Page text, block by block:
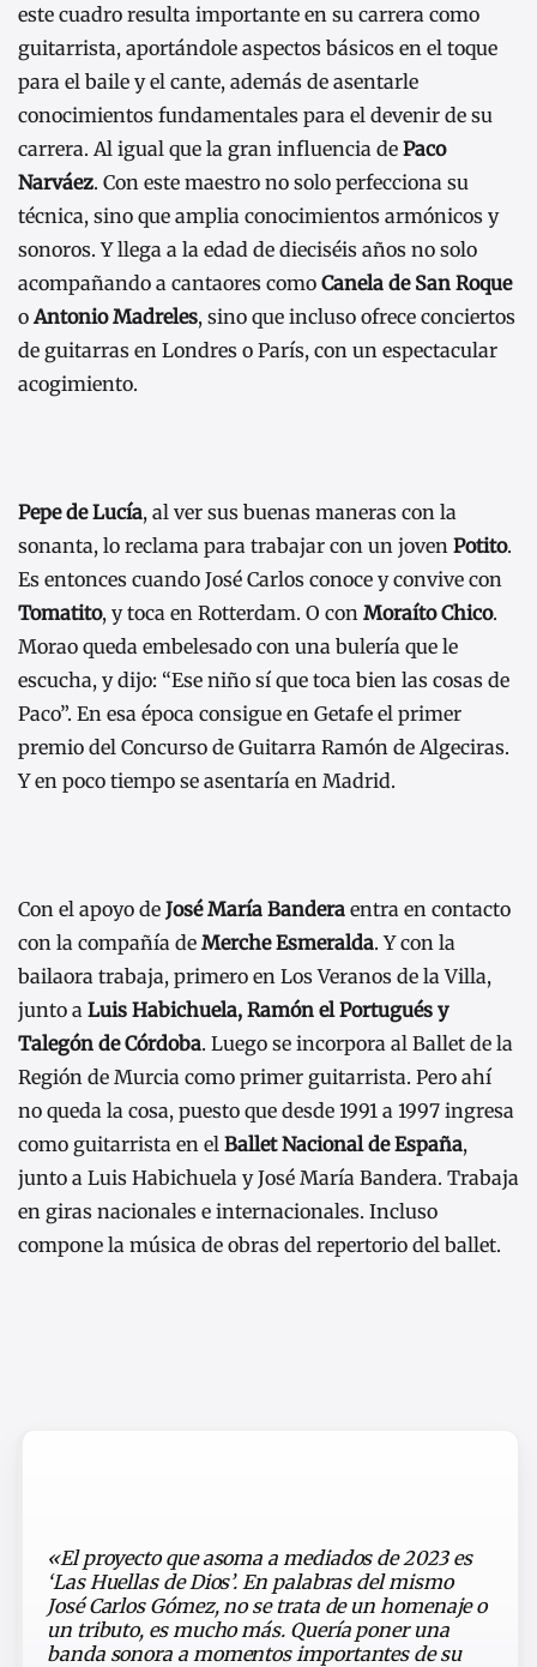
este cuadro resulta importante en su carrera como
guitarrista, aportándole aspectos básicos en el toque
para el baile y el cante, además de asentarle
conocimientos fundamentales para el devenir de su
carrera. Al igual que la gran influencia de Paco
Narváez. Con este maestro no solo perfecciona su
técnica, sino que amplia conocimientos armónicos y
sonoros. Y llega a la edad de dieciséis años no solo
acompañando a cantaores como Canela de San Roque
o Antonio Madreles, sino que incluso ofrece conciertos
de guitarras en Londres o París, con un espectacular
acogimiento.
Pepe de Lucía, al ver sus buenas maneras con la
sonanta, lo reclama para trabajar con un joven Potito.
Es entonces cuando José Carlos conoce y convive con
Tomatito, y toca en Rotterdam. O con Moraíto Chico.
Morao queda embelesado con una bulería que le
escucha, y dijo: “Ese niño sí que toca bien las cosas de
Paco”. En esa época consigue en Getafe el primer
premio del Concurso de Guitarra Ramón de Algeciras.
Y en poco tiempo se asentaría en Madrid.
Con el apoyo de José María Bandera entra en contacto
con la compañía de Merche Esmeralda. Y con la
bailaora trabaja, primero en Los Veranos de la Villa,
junto a Luis Habichuela, Ramón el Portugués y
Talegón de Córdoba. Luego se incorpora al Ballet de la
Región de Murcia como primer guitarrista. Pero ahí
no queda la cosa, puesto que desde 1991 a 1997 ingresa
como guitarrista en el Ballet Nacional de España,
junto a Luis Habichuela y José María Bandera. Trabaja
en giras nacionales e internacionales. Incluso
compone la música de obras del repertorio del ballet.
«El proyecto que asoma a mediados de 2023 es
‘Las Huellas de Dios’. En palabras del mismo
José Carlos Gómez, no se trata de un homenaje o
un tributo, es mucho más. Quería poner una
banda sonora a momentos importantes de su